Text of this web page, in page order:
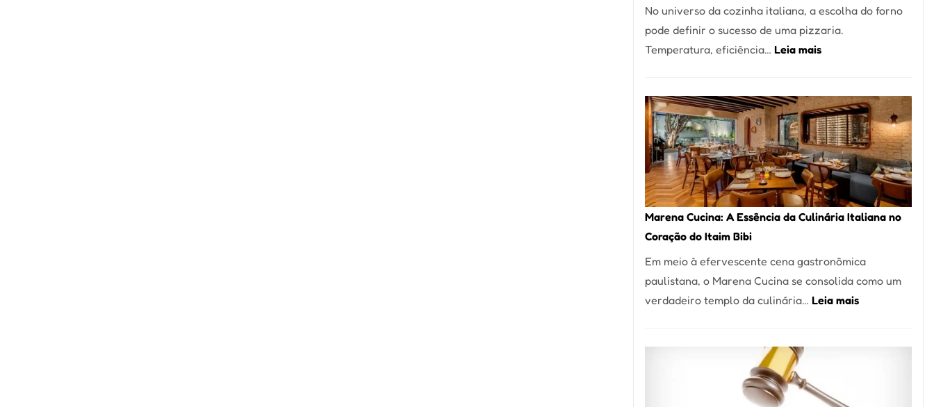
Quer
Resolver
Isso
No universo da cozinha italiana, a escolha do forno
pode definir o sucesso de uma pizzaria.
Temperatura, eficiência… Leia mais:
Como
Escolher
o
Forno
Ideal
para
sua
Marena Cucina: A Essência da Culinária Italiana no
Coração do Itaim Bibi
Em meio à efervescente cena gastronômica
paulistana, o Marena Cucina se consolida como um
verdadeiro templo da culinária… Leia mais: